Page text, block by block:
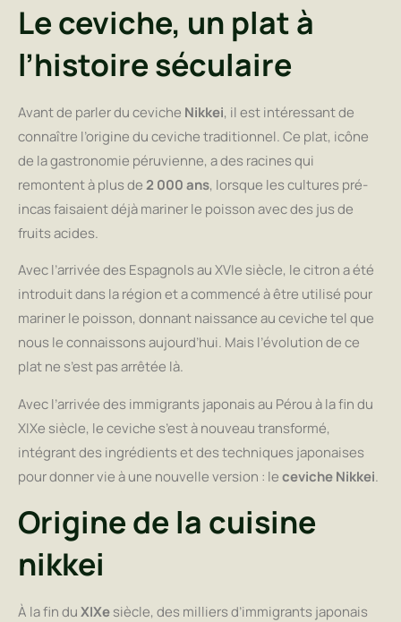
Le ceviche, un plat à
l’histoire séculaire
Avant de parler du ceviche Nikkei, il est intéressant de
connaître l’origine du ceviche traditionnel. Ce plat, icône
de la gastronomie péruvienne, a des racines qui
remontent à plus de2 000 ans, lorsque les cultures pré-
incas faisaient déjà mariner le poisson avec des jus de
fruits acides.
Avec l’arrivée des Espagnols au XVIe siècle, le citron a été
introduit dans la région et a commencé à être utilisé pour
mariner le poisson, donnant naissance au ceviche tel que
nous le connaissons aujourd’hui. Mais l’évolution de ce
plat ne s’est pas arrêtée là.
Avec l’arrivée des immigrants japonais au Pérou à la fin du
XIXe siècle, le ceviche s’est à nouveau transformé,
intégrant des ingrédients et des techniques japonaises
pour donner vie à une nouvelle version : leceviche Nikkei.
Origine de la cuisine
nikkei
À la fin duXIXesiècle, des milliers d’immigrants japonais